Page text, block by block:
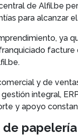
de Alfil.be
para alcanzar
ya
facture
y de
integral,
y apoyo